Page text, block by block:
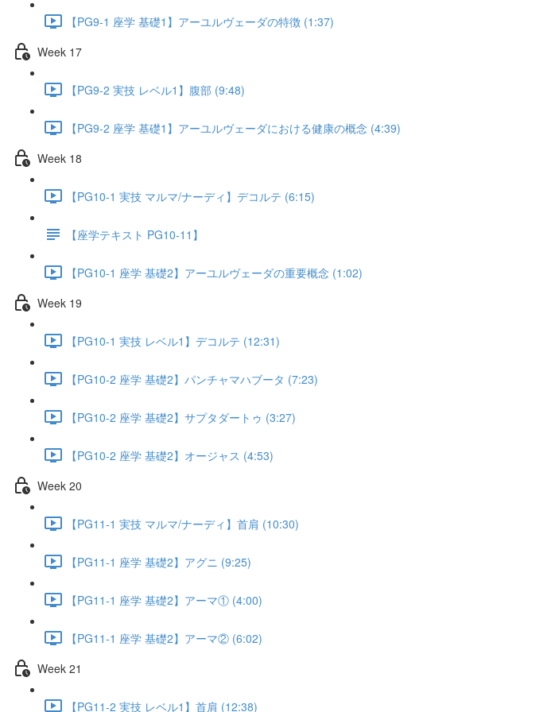
【PG9-1 座学 基礎1】アーユルヴェーダの特徴 (1:37)
Week 17
【PG9-2 実技 レベル1】腹部 (9:48)
【PG9-2 座学 基礎1】アーユルヴェーダにおける健康の概念 (4:39)
Week 18
【PG10-1 実技 マルマ/ナーディ】デコルテ (6:15)
【座学テキスト PG10-11】
【PG10-1 座学 基礎2】アーユルヴェーダの重要概念 (1:02)
Week 19
【PG10-1 実技 レベル1】デコルテ (12:31)
【PG10-2 座学 基礎2】パンチャマハブータ (7:23)
【PG10-2 座学 基礎2】サプタダートゥ (3:27)
【PG10-2 座学 基礎2】オージャス (4:53)
Week 20
【PG11-1 実技 マルマ/ナーディ】首肩 (10:30)
【PG11-1 座学 基礎2】アグニ (9:25)
【PG11-1 座学 基礎2】アーマ① (4:00)
【PG11-1 座学 基礎2】アーマ② (6:02)
Week 21
【PG11-2 実技 レベル1】首肩 (12:38)